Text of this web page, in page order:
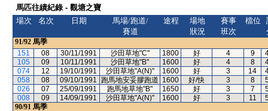
馬匹往績紀錄 - 觀塘之寶
場次
名次 日期
馬場/跑道/
賽道
途程
場地
狀況
賽事
班次
檔位
91/92 馬季
151
08 30/11/1991 沙田草地"C" 1800 好 4 9
105
09 10/11/1991 沙田草地"B" 1600 好 4 8
074
12 19/10/1991 沙田草地"A(N)" 1600 好 3 14
058
08 09/10/1991 跑馬地安妥膠跑道 1600 好/快 3 8
026
07 25/09/1991 跑馬地草地"B" 1650 好 3 7
008
09 14/09/1991 沙田草地"A(N)" 1600 好 3 11
90/91 馬季